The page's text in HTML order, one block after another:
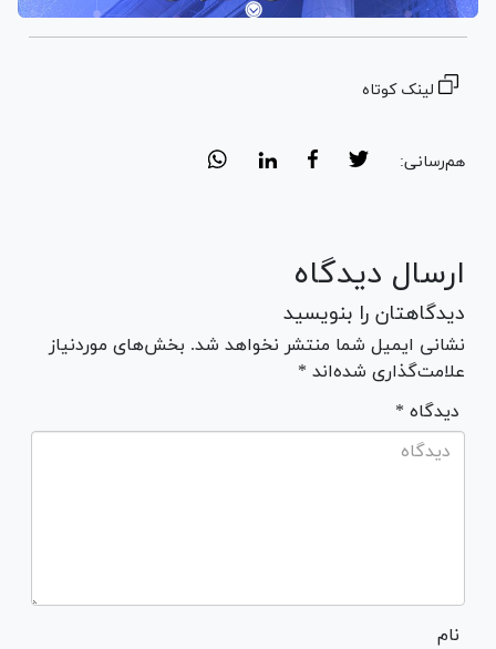
لینک کوتاه
هم‌رسانی:
ارسال دیدگاه
دیدگاهتان را بنویسید
نشانی ایمیل شما منتشر نخواهد شد. بخش‌های موردنیاز
علامت‌گذاری شده‌اند *
* دیدگاه
نام